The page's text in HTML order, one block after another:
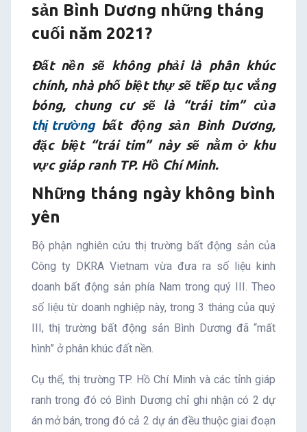
cuối
năm
2021?
sản Bình Dương những tháng
cuối năm 2021?
Đất nền sẽ không phải là phân khúc
chính, nhà phố biệt thự sẽ tiếp tục vắng
bóng, chung cư sẽ là “trái tim” của
thị trườngbất động sản Bình Dương,
đặc biệt “trái tim” này sẽ nằm ở khu
vực giáp ranh TP. Hồ Chí Minh.
Những tháng ngày không bình
yên
Bộ phận nghiên cứu thị trường bất động sản của
Công ty DKRA Vietnam vừa đưa ra số liệu kinh
doanh bất động sản phía Nam trong quý III. Theo
số liệu từ doanh nghiệp này, trong 3 tháng của quý
III, thị trường bất động sản Bình Dương đã “mất
hình” ở phân khúc đất nền.
Cụ thể, thị trường TP. Hồ Chí Minh và các tỉnh giáp
ranh trong đó có Bình Dương chỉ ghi nhận có 2 dự
án mở bán, trong đó cả 2 dự án đều thuộc giai đoạn